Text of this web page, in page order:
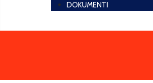
DOKUMENTI